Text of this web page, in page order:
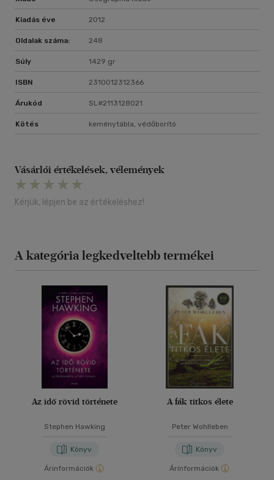
Kiadás éve 2012
Oldalak száma: 248
Súly 1429 gr
ISBN 2310012312366
Árukód SL#2113128021
Kötés keménytábla, védőborító
Vásárlói értékelések, vélemények
Kérjük, lépjen be az értékeléshez!
A kategória legkedveltebb termékei
Az idő rövid története
Stephen Hawking
Könyv
Árinformációk
A fák titkos élete
Peter Wohlleben
Könyv
Árinformációk